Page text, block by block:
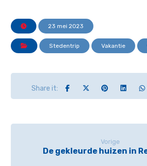
23 mei 2023
Stedentrip Vakantie
Vorige
De gekleurde huizen in